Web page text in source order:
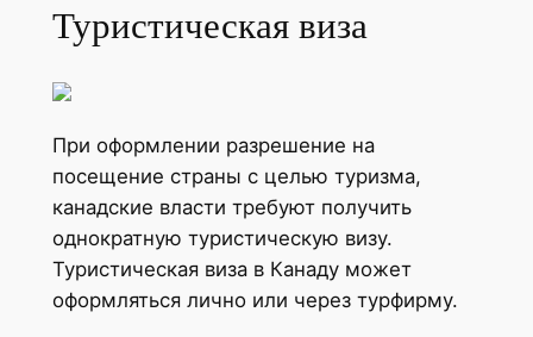
Туристическая виза
При оформлении разрешение на
посещение страны с целью туризма,
канадские власти требуют получить
однократную туристическую визу.
Туристическая виза в Канаду может
оформляться лично или через турфирму.